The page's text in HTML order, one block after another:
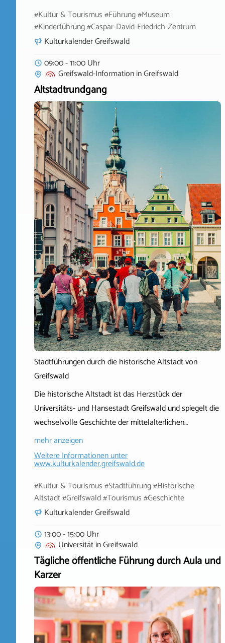
#Kultur & Tourismus #Führung #Museum
#Kinderführung #Caspar-David-Friedrich-Zentrum
Kulturkalender Greifswald
09:00 - 11:00 Uhr
Greifswald-InformationinGreifswald
Altstadtrundgang
Stadtführungen durch die historische Altstadt von
Greifswald
Die historische Altstadt ist das Herzstück der
Universitäts- und Hansestadt Greifswald und spiegelt die
wechselvolle Geschichte der mittelalterlichen…
mehr anzeigen
Weitere Informationen unter
www.kulturkalender.greifswald.de
#Kultur & Tourismus #Stadtführung #Historische
Altstadt #Greifswald #Tourismus #Geschichte
Kulturkalender Greifswald
13:00 - 15:00 Uhr
UniversitätinGreifswald
Tägliche öffentliche Führung durch Aula und
Karzer